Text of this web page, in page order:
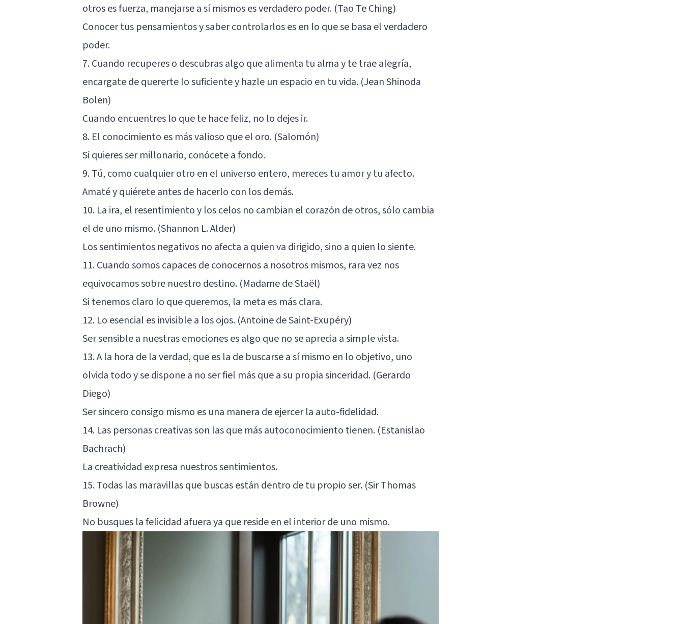
otros es fuerza, manejarse a sí mismos es verdadero poder. (Tao Te Ching)
Conocer tus pensamientos y saber controlarlos es en lo que se basa el verdadero
poder.
7. Cuando recuperes o descubras algo que alimenta tu alma y te trae alegría,
encargate de quererte lo suficiente y hazle un espacio en tu vida. (Jean Shinoda
Bolen)
Cuando encuentres lo que te hace feliz, no lo dejes ir.
8. El conocimiento es más valioso que el oro. (Salomón)
Si quieres ser millonario, conócete a fondo.
9. Tú, como cualquier otro en el universo entero, mereces tu amor y tu afecto.
Amaté y quiérete antes de hacerlo con los demás.
10. La ira, el resentimiento y los celos no cambian el corazón de otros, sólo cambia
el de uno mismo. (Shannon L. Alder)
Los sentimientos negativos no afecta a quien va dirigido, sino a quien lo siente.
11. Cuando somos capaces de conocernos a nosotros mismos, rara vez nos
equivocamos sobre nuestro destino. (Madame de Staël)
Si tenemos claro lo que queremos, la meta es más clara.
12. Lo esencial es invisible a los ojos. (Antoine de Saint-Exupéry)
Ser sensible a nuestras emociones es algo que no se aprecia a simple vista.
13. A la hora de la verdad, que es la de buscarse a sí mismo en lo objetivo, uno
olvida todo y se dispone a no ser fiel más que a su propia sinceridad. (Gerardo
Diego)
Ser sincero consigo mismo es una manera de ejercer la auto-fidelidad.
14. Las personas creativas son las que más autoconocimiento tienen. (Estanislao
Bachrach)
La creatividad expresa nuestros sentimientos.
15. Todas las maravillas que buscas están dentro de tu propio ser. (Sir Thomas
Browne)
No busques la felicidad afuera ya que reside en el interior de uno mismo.